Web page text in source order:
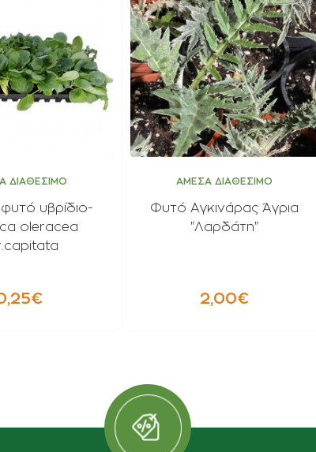
ΔΙΑΘΕΣΙΜΟ
υβρίδιο-
oleracea
ΑΜΕΣΑ ΔΙΑΘΕΣΙΜΟ
Φυτό Αγκινάρας Άγρια
"Λαρδάτη"
2,00€